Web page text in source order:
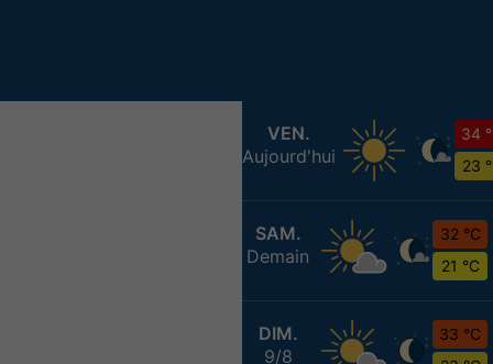
VEN.
Aujourd'hui
34
23
SAM.
Demain
32 °C
21 °C
DIM.
9/8
33 °C